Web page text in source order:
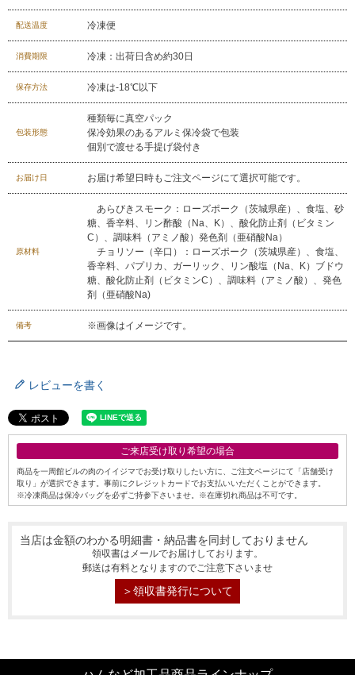
029-254-2441
受付：9:00～17:30
お問合せフォーム
配送温度 冷凍便
消費期限 冷凍：出荷日含め約30日
保存方法 冷凍は-18℃以下
包装形態
種類毎に真空パック
保冷効果のあるアルミ保冷袋で包装
個別で渡せる手提げ袋付き
お届け日 お届け希望日時もご注文ページにて選択可能です。
原材料
あらびきスモーク：ローズポーク（茨城県産）、食塩、砂
糖、香辛料、リン酢酸（Na、K）、酸化防止剤（ビタミン
C）、調味料（アミノ酸）発色剤（亜硝酸Na）
チョリソー（辛口）：ローズポーク（茨城県産）、食塩、
香辛料、パプリカ、ガーリック、リン酸塩（Na、K）ブドウ
糖、酸化防止剤（ビタミンC）、調味料（アミノ酸）、発色
剤（亜硝酸Na)
備考 ※画像はイメージです。
レビューを書く
ご来店受け取り希望の場合
商品を一周館ビルの肉のイイジマでお受け取りしたい方に、ご注文ページにて「店舗受け
取り」が選択できます。事前にクレジットカードでお支払いいただくことができます。
※冷凍商品は保冷バッグを必ずご持参下さいませ。※在庫切れ商品は不可です。
当店は金額のわかる明細書・納品書を同封しておりません
領収書はメールでお届けしております。
郵送は有料となりますのでご注意下さいませ
＞領収書発行について